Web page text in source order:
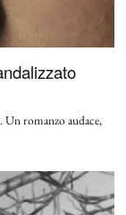
romanzo audace,